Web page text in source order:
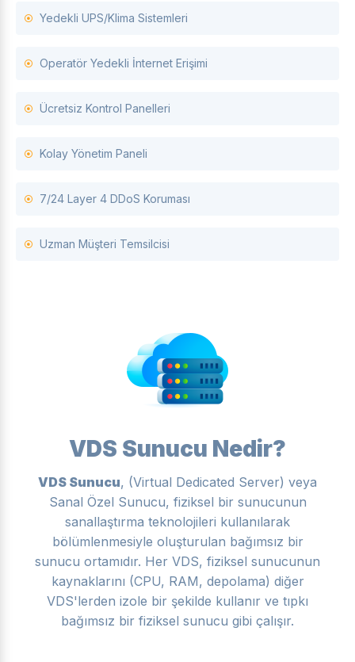
Yedekli UPS/Klima Sistemleri
Operatör Yedekli İnternet Erişimi
Ücretsiz Kontrol Panelleri
Kolay Yönetim Paneli
7/24 Layer 4 DDoS Koruması
Uzman Müşteri Temsilcisi
VDS Sunucu Nedir?
VDS Sunucu, (Virtual Dedicated Server) veya
Sanal Özel Sunucu, fiziksel bir sunucunun
sanallaştırma teknolojileri kullanılarak
bölümlenmesiyle oluşturulan bağımsız bir
sunucu ortamıdır. Her VDS, fiziksel sunucunun
kaynaklarını (CPU, RAM, depolama) diğer
VDS'lerden izole bir şekilde kullanır ve tıpkı
bağımsız bir fiziksel sunucu gibi çalışır.